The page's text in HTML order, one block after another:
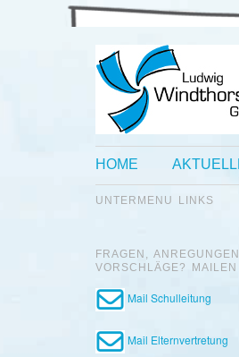
HOME
UNTERMENU LINKS
FRAGEN,
VORSCHLÄGE?
Mail Schulleitung
Mail Elternvertretung